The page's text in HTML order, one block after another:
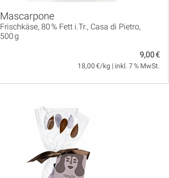
Mascarpone
Frischkäse, 80 % Fett i.Tr., Casa di Pietro,
500 g
9,00 €
18,00 €/kg | inkl. 7 % MwSt.